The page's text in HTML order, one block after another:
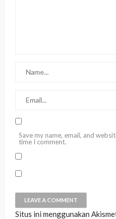
Save my name, email, and
time I comment.
Situs ini menggunakan